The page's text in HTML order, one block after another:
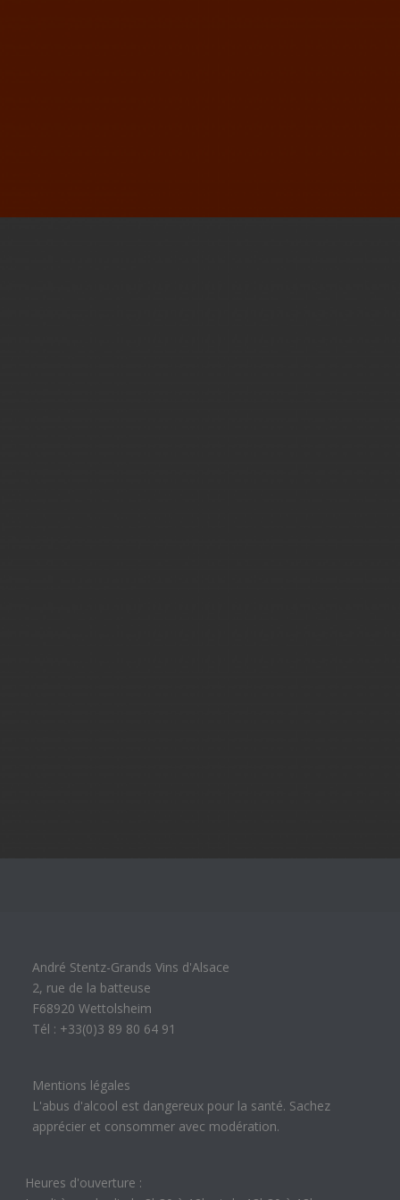
André Stentz-Grands Vins d'Alsace
2, rue de la batteuse
F68920 Wettolsheim
Tél : +33(0)3 89 80 64 91
Mentions légales
L'abus d'alcool est dangereux pour la santé. Sachez
apprécier et consommer avec modération.
Heures d'ouverture :